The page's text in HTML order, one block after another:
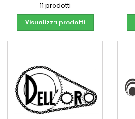
11 prodotti
Visualizza prodotti